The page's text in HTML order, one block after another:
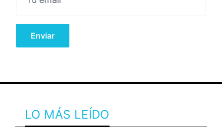
LO MÁS LEÍDO